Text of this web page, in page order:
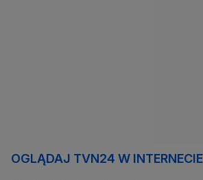
OGLĄDAJ TVN24 W